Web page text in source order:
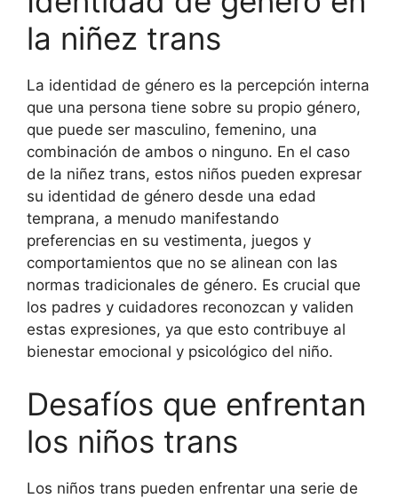
la niñez trans
La identidad de género es la percepción interna
que una persona tiene sobre su propio género,
que puede ser masculino, femenino, una
combinación de ambos o ninguno. En el caso
de la niñez trans, estos niños pueden expresar
su identidad de género desde una edad
temprana, a menudo manifestando
preferencias en su vestimenta, juegos y
comportamientos que no se alinean con las
normas tradicionales de género. Es crucial que
los padres y cuidadores reconozcan y validen
estas expresiones, ya que esto contribuye al
bienestar emocional y psicológico del niño.
Desafíos que enfrentan
los niños trans
Los niños trans pueden enfrentar una serie de